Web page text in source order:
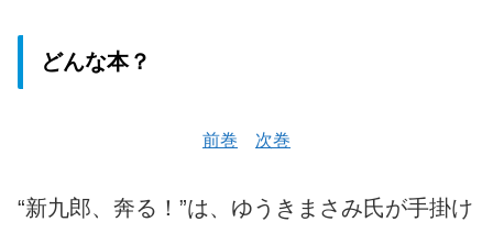
どんな本？
前巻 次巻
“新九郎、奔る！”は、ゆうきまさみ氏が手掛け